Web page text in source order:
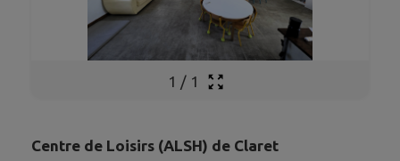
1 / 1
Centre de Loisirs (ALSH) de Claret